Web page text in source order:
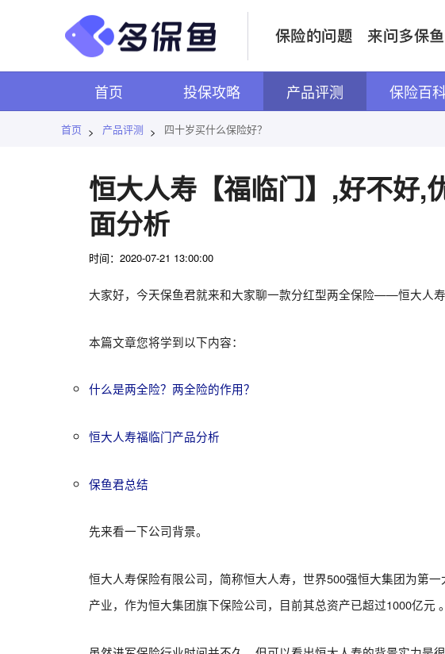
首页 投保攻略 产品评测 保险百
首页 > 产品评测 > 四十岁买什么保险好？
恒大人寿【福临门】,好不好,
面分析
时间：2020-07-21 13:00:00
大家好，今天保鱼君就来和大家聊一款分红型两全保险——恒大人寿
本篇文章您将学到以下内容：
什么是两全险？两全险的作用？
恒大人寿福临门产品分析
保鱼君总结
先来看一下公司背景。
恒大人寿保险有限公司，简称恒大人寿，世界500强恒大集团为第
产业，作为恒大集团旗下保险公司，目前其总资产已超过1000亿元 。